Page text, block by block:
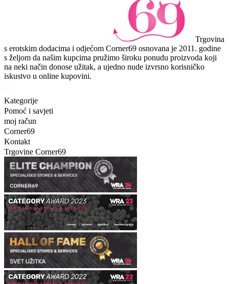
Trgovina
s erotskim dodacima i odjećom Corner69 osnovana je 2011. godine
s željom da našim kupcima pružimo široku ponudu proizvoda koji
na neki način donose užitak, a ujedno nude izvrsno korisničko
iskustvo u online kupovini.
Kategorije
Pomoć i savjeti
moj račun
Corner69
Kontakt
Trgovine Corner69